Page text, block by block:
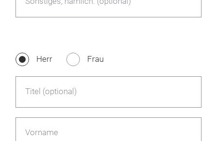
Herr Frau
Titel (optional)
Vorname